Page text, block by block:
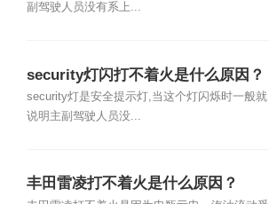
副驾驶人员没有系上...
security灯闪打不着火是什么原因？
security灯是安全提示灯,当这个灯闪烁时一般就
说明主副驾驶人员没...
丰田雷凌打不着火是什么原因？